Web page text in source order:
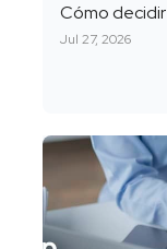
Cómo decidir
Jul 27, 2026